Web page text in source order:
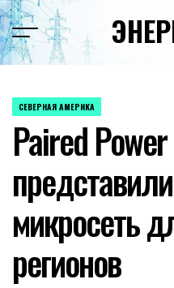
Перейти
к
содержимому
ОПУБЛИКОВАНО
СЕВЕРНАЯ АМЕРИКА
Paired
микросеть
регионов